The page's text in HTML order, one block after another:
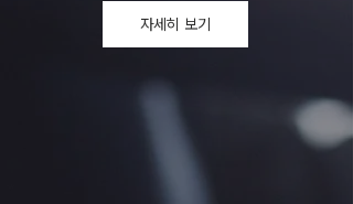
자세히 보기